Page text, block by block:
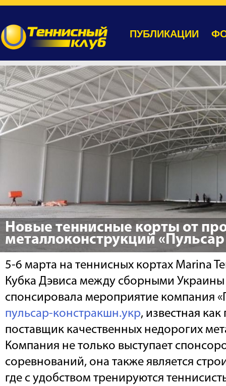
ПУБЛИКАЦИИ
Новые теннисные корты от
металлоконструкций
5-6 марта на теннисных кортах Marina
Кубка Дэвиса между сборными
спонсировала мероприятие компания
пульсар-констракшн.укр, известная
поставщик качественных недорогих
Компания не только выступает
соревнований, она также является
где с удобством тренируются